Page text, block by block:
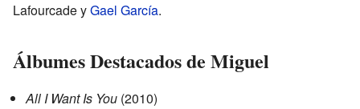
Lafourcade yGael García.
Álbumes Destacados de Miguel
All I Want Is You (2010)